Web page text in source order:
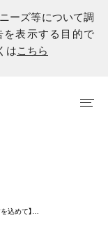
ーズ等について調
を表示する目的で
はこちら
込めて】…